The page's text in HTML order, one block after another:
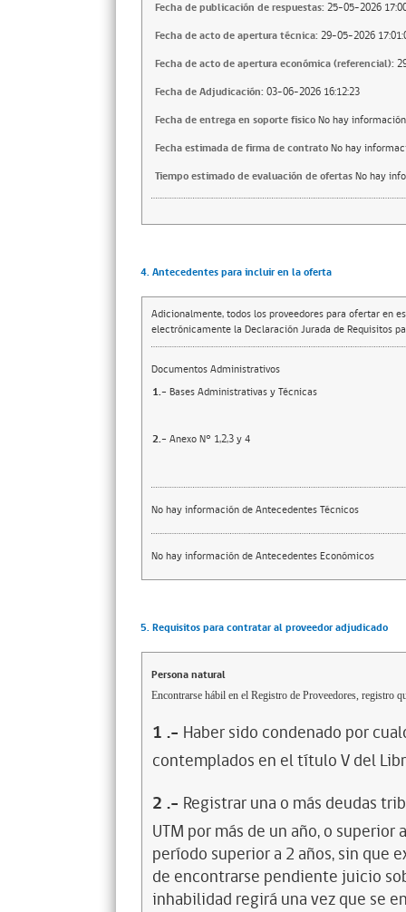
Fecha de publicación de respuestas: 25-05-2026
Fecha de acto de apertura técnica: 29-05-2026
Fecha de acto de apertura económica (referencial):
Fecha de Adjudicación: 03-06-2026 16:12:23
Fecha de entrega en soporte fisicoNo hay información
Fecha estimada de firma de contratoNo hay
Tiempo estimado de evaluación de ofertasNo hay
4. Antecedentes para incluir en la oferta
Adicionalmente, todos los proveedores para ofertar en
electrónicamente la Declaración Jurada de Requisitos
Documentos Administrativos
1.- Bases Administrativas y Técnicas
2.- Anexo N° 1,2,3 y 4
No hay información de Antecedentes Técnicos
No hay información de Antecedentes Económicos
5. Requisitos para contratar al proveedor adjudicado
Persona natural
Encontrarse hábil en el Registro de Proveedores, registro
1 .- Haber sido condenado por
contemplados en el título V del
2 .- Registrar una o más deudas
UTM por más de un año, o
período superior a 2 años, sin que
de encontrarse pendiente juicio
inhabilidad regirá una vez que se